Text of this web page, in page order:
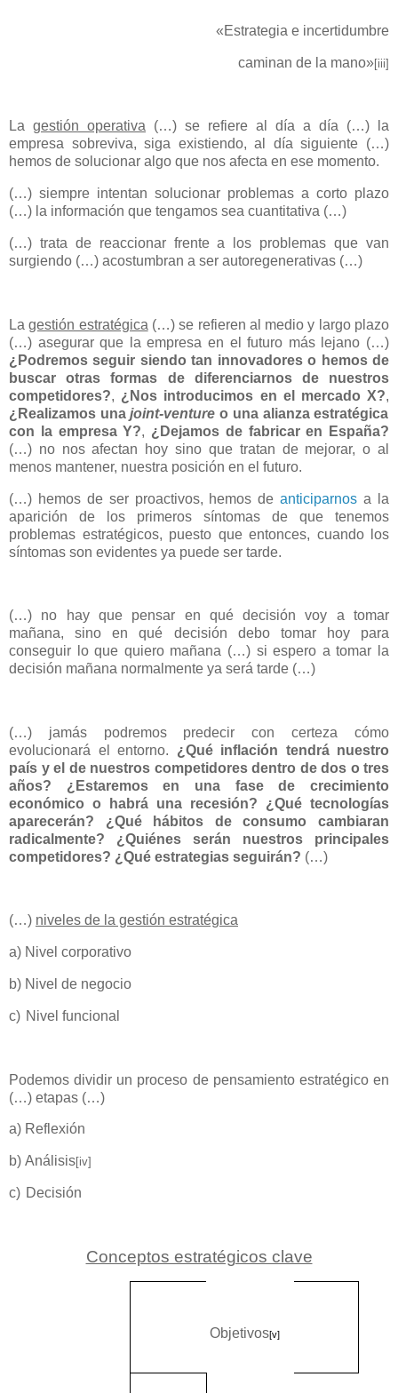
«Estrategia e incertidumbre
caminan de la mano»[iii]
La gestión operativa (…) se refiere al día a día (…) la
empresa sobreviva, siga existiendo, al día siguiente (…)
hemos de solucionar algo que nos afecta en ese momento.
(…) siempre intentan solucionar problemas a corto plazo
(…) la información que tengamos sea cuantitativa (…)
(…) trata de reaccionar frente a los problemas que van
surgiendo (…) acostumbran a ser autoregenerativas (…)
Lagestión estratégica (…) se refieren al medio y largo plazo
(…) asegurar que la empresa en el futuro más lejano (…)
¿Podremos seguir siendo tan innovadores o hemos de
buscar otras formas de diferenciarnos de nuestros
competidores?, ¿Nos introducimos en el mercado X?,
¿Realizamos unajoint-venture o una alianza estratégica
con la empresa Y?, ¿Dejamos de fabricar en España?
(…) no nos afectan hoy sino que tratan de mejorar, o al
menos mantener, nuestra posición en el futuro.
(…) hemos de ser proactivos, hemos deanticiparnos a la
aparición de los primeros síntomas de que tenemos
problemas estratégicos, puesto que entonces, cuando los
síntomas son evidentes ya puede ser tarde.
(…) no hay que pensar en qué decisión voy a tomar
mañana, sino en qué decisión debo tomar hoy para
conseguir lo que quiero mañana (…) si espero a tomar la
decisión mañana normalmente ya será tarde (…)
(…) jamás podremos predecir con certeza cómo
evolucionará el entorno. ¿Qué inflación tendrá nuestro
país y el de nuestros competidores dentro de dos o tres
años? ¿Estaremos en una fase de crecimiento
económico o habrá una recesión? ¿Qué tecnologías
aparecerán? ¿Qué hábitos de consumo cambiaran
radicalmente? ¿Quiénes serán nuestros principales
competidores? ¿Qué estrategias seguirán? (…)
(…) niveles de la gestión estratégica
a) Nivel corporativo
b) Nivel de negocio
c) Nivel funcional
Podemos dividir un proceso de pensamiento estratégico en
(…) etapas (…)
a) Reflexión
b) Análisis[iv]
c) Decisión
Conceptos estratégicos clave
Objetivos[v]